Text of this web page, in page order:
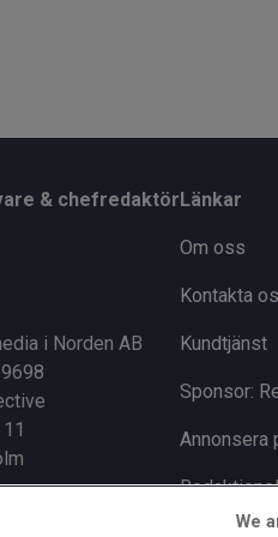
& chefredaktör
i Norden AB
Länkar
Om oss
Kontakta
Kundtjänst
Sponsor:
Annonsera
We